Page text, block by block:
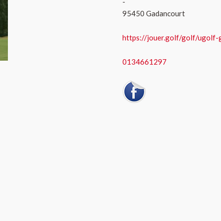
95450 Gadancourt
https://jouer.golf/golf/ugolf-
0134661297